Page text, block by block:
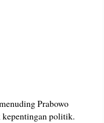
Prabowo
politik.